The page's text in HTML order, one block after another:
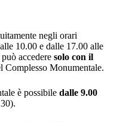
negli orari
10.00 e dalle 17.00 alle
accedere solo con il
Complesso Monumentale.
è possibile dalle 9.00